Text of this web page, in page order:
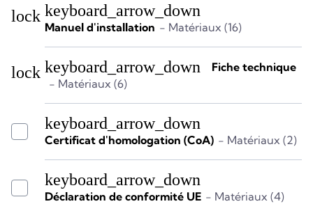
lock keyboard_arrow_down
Manuel d'installation - Matériaux (16)
lock keyboard_arrow_down
Fiche technique
- Matériaux (6)
keyboard_arrow_down
Certificat d'homologation (CoA) - Matériaux (2)
keyboard_arrow_down
Déclaration de conformité UE - Matériaux (4)